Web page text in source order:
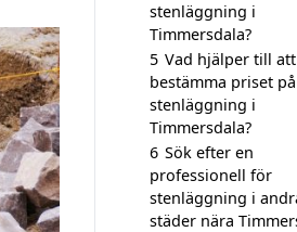
stenläggning i
Timmersdala?
5 Vad hjälper till att
bestämma priset på
stenläggning i
Timmersdala?
6 Sök efter en
professionell för
stenläggning i
städer nära